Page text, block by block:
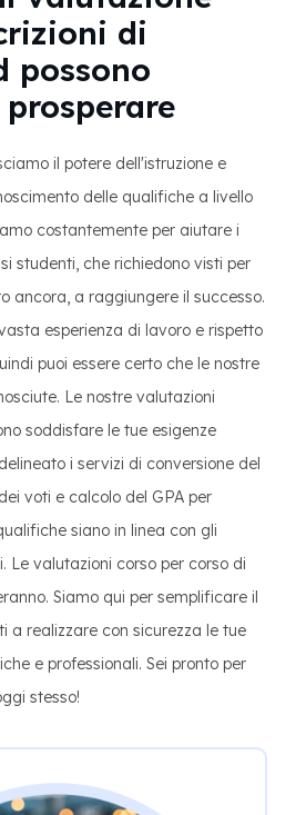
di
possono
il potere dell'istruzione e
delle qualifiche a livello
costantemente per aiutare i
studenti, che richiedono visti per
ancora, a raggiungere il successo.
esperienza di lavoro e rispetto
puoi essere certo che le nostre
Le nostre valutazioni
soddisfare le tue esigenze
i servizi di conversione del
voti e calcolo del GPA per
siano in linea con gli
Le valutazioni corso per corso di
Siamo qui per semplificare il
a realizzare con sicurezza le tue
e professionali. Sei pronto per
stesso!